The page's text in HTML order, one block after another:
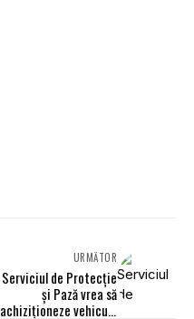
URMĂTOR
Serviciul de Protecție
și Pază vrea să
achiziționeze vehicule